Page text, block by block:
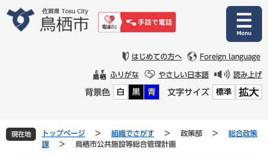
文
はじめての方へ Foreign language
ふりがな やさしい日本語 読み上げ
背景色 白 黒 青 文字サイズ 標準 拡大
現在地 トップページ > 組織でさがす > 政策部 >
総合政策
課
> 鳥栖市公共施設等総合管理計画